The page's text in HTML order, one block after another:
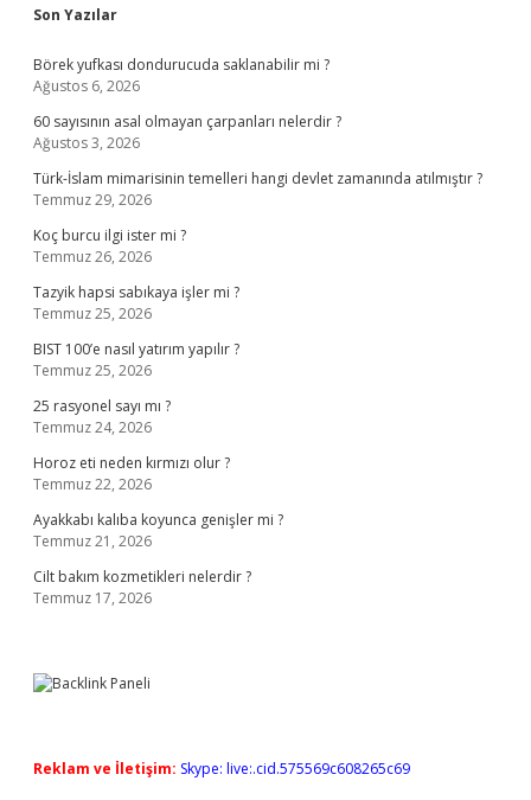
Sidebar
Son Yazılar
Börek yufkası dondurucuda saklanabilir mi ?
Ağustos 6, 2026
60 sayısının asal olmayan çarpanları nelerdir ?
Ağustos 3, 2026
Türk-İslam mimarisinin temelleri hangi devlet zamanında atılmıştır ?
Temmuz 29, 2026
Koç burcu ilgi ister mi ?
Temmuz 26, 2026
Tazyik hapsi sabıkaya işler mi ?
Temmuz 25, 2026
BIST 100’e nasıl yatırım yapılır ?
Temmuz 25, 2026
25 rasyonel sayı mı ?
Temmuz 24, 2026
Horoz eti neden kırmızı olur ?
Temmuz 22, 2026
Ayakkabı kalıba koyunca genişler mi ?
Temmuz 21, 2026
Cilt bakım kozmetikleri nelerdir ?
Temmuz 17, 2026
Reklam ve İletişim: Skype: live:.cid.575569c608265c69